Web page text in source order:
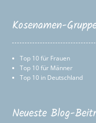
Kosenamen-
Top 10 für Frauen
Top 10 für Männer
Top 10 in Deutschland
Neueste Blog-